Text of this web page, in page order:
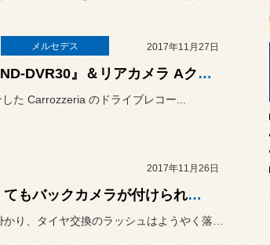
メルセデス 2017年11月27日
Carrozzeria 『ND-DVR30』＆リアカメラ Aクラス に装着！
た Carrozzeria のドライブレコー...
2017年11月26日
カーナビが無くてもバックカメラが付けられる！